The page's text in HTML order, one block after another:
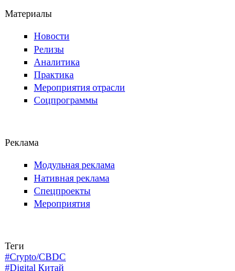
Материалы
Новости
Релизы
Аналитика
Практика
Мероприятия отрасли
Соцпрограммы
Реклама
Модульная реклама
Нативная реклама
Спецпроекты
Мероприятия
Теги
#Crypto/CBDC
#Digital Китай